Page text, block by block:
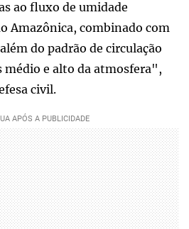
ao fluxo de umidade
Amazônica, combinado com
do padrão de circulação
médio e alto da atmosfera",
civil.